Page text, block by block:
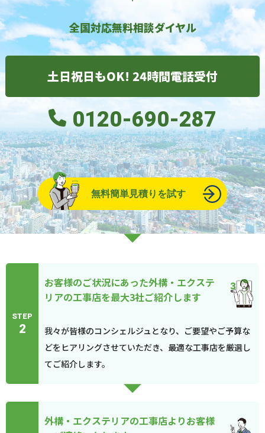
全国対応無料相談ダイヤル
土日祝日もOK! 24時間電話受付
0120-690-287
無料簡単見積りを試す
STEP
2
お客様のご状況にあった外構・エクステ
リアの工事店を最大3社ご紹介します
我々が皆様のコンシェルジュとなり、ご要望やご予算な
どをヒアリングさせていただき、最適な工事店を厳選し
てご紹介します。
外構・エクステリアの工事店よりお客様